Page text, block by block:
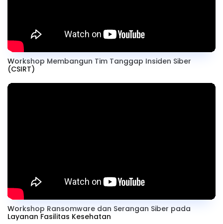
Workshop Membangun Tim Tanggap Insiden Siber
(CSIRT)
Workshop Ransomware dan Serangan Siber pada
Layanan Fasilitas Kesehatan